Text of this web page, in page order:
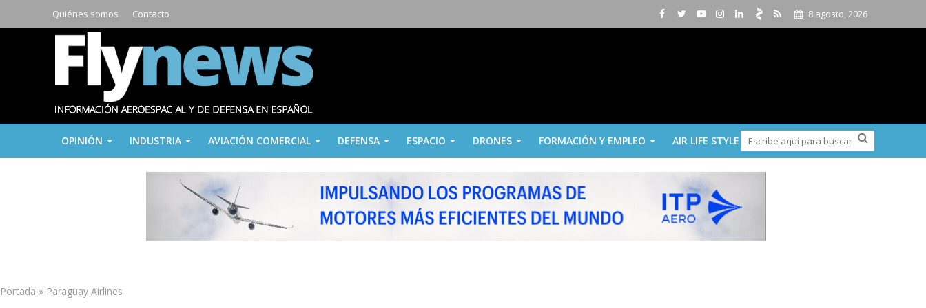
Quiénes somos Contacto 8 agosto, 2026
OPINIÓN INDUSTRIA AVIACIÓN COMERCIAL DEFENSA ESPACIO DRONES FORMACIÓN Y EMPLEO AIR LIFE STYLE
Portada » Paraguay Airlines